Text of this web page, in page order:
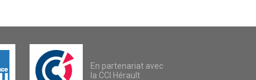
En partenariat avec
la CCI Hérault